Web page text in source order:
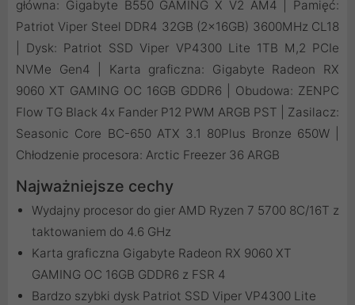
główna: Gigabyte B550 GAMING X V2 AM4 | Pamięć:
Patriot Viper Steel DDR4 32GB (2x16GB) 3600MHz CL18
| Dysk: Patriot SSD Viper VP4300 Lite 1TB M,2 PCIe
NVMe Gen4 | Karta graficzna: Gigabyte Radeon RX
9060 XT GAMING OC 16GB GDDR6 | Obudowa: ZENPC
Flow TG Black 4x Fander P12 PWM ARGB PST | Zasilacz:
Seasonic Core BC-650 ATX 3.1 80Plus Bronze 650W |
Chłodzenie procesora: Arctic Freezer 36 ARGB
Najważniejsze cechy
Wydajny procesor do gier AMD Ryzen 7 5700 8C/16T z
taktowaniem do 4.6 GHz
Karta graficzna Gigabyte Radeon RX 9060 XT
GAMING OC 16GB GDDR6 z FSR 4
Bardzo szybki dysk Patriot SSD Viper VP4300 Lite